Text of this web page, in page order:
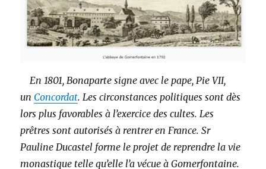
En 1801, Bonaparte signe avec le pape, Pie VII,
un Concordat. Les circonstances politiques sont dès
lors plus favorables à l’exercice des cultes. Les
prêtres sont autorisés à rentrer en France. Sr
Pauline Ducastel forme le projet de reprendre la vie
monastique telle qu’elle l’a vécue à Gomerfontaine.